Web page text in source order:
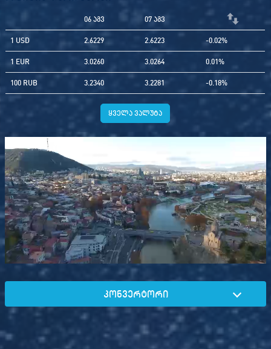
06 აგვ 07 აგვ
1 USD 2.6229 2.6223 -0.02%
1 EUR 3.0260 3.0264 0.01%
100 RUB 3.2340 3.2281 -0.18%
ყველა ვალუტა
კონვერტორი